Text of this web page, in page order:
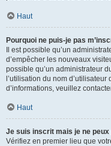
Haut
Pourquoi ne puis-je pas
Il est possible qu’un
d’empêcher les nouveaux
possible qu’un administrateur
l’utilisation du nom
d’informations, veuillez
Haut
Je suis inscrit mais je ne
Vérifiez en premier lieu que